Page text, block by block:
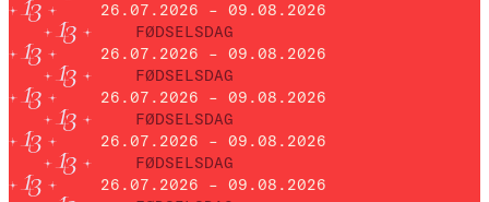
26.07.2026 – 09.08.2026
FØDSELSDAG
26.07.2026 – 09.08.2026
FØDSELSDAG
26.07.2026 – 09.08.2026
FØDSELSDAG
26.07.2026 – 09.08.2026
FØDSELSDAG
26.07.2026 – 09.08.2026